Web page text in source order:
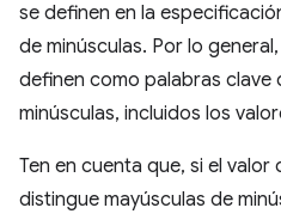
se definen en la
de minúsculas. Por lo
definen como palabras clave
minúsculas, incluidos los
Ten en cuenta que, si el
distingue mayúsculas de